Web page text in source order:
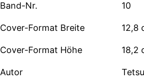
Band-Nr. 10
Cover-Format Breite 12,8
Cover-Format Höhe 18,2
Autor